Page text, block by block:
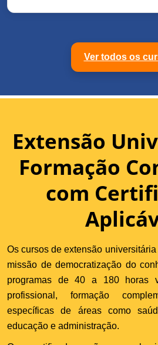
Ver todos os
Extensão
Formação
com
Os cursos de extensão
missão de democratização do
programas de 40 a 180 horas
profissional, formação
específicas de áreas como
educação e administração.